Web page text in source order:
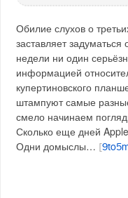
Обилие слухов о
заставляет
недели ни один
информацией
купертиновского
штампуют самые
смело начинаем
Сколько еще дней
Одни домыслы…
[